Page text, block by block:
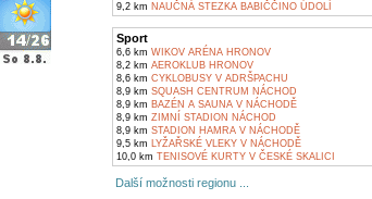
9,2 km NAUČNÁ STEZKA BABIČČINO ÚDOLÍ
Sport
6,6 km WIKOV ARÉNA HRONOV
8,2 km AEROKLUB HRONOV
8,6 km CYKLOBUSY V ADRŠPACHU
8,9 km SQUASH CENTRUM NÁCHOD
8,9 km BAZÉN A SAUNA V NÁCHODĚ
8,9 km ZIMNÍ STADION NÁCHOD
8,9 km STADION HAMRA V NÁCHODĚ
9,5 km LYŽAŘSKÉ VLEKY V NÁCHODĚ
10,0 km TENISOVÉ KURTY V ČESKÉ SKALICI
Další možnosti regionu ...